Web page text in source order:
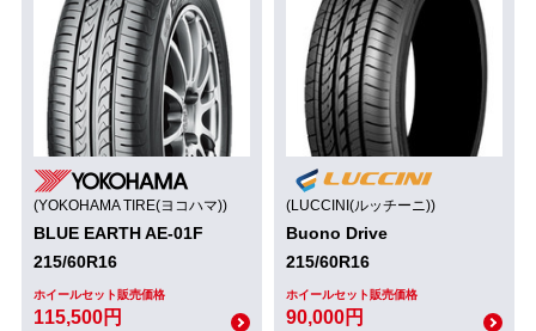
(YOKOHAMA TIRE(ヨコハマ))
BLUE EARTH AE-01F
215/60R16
ホイールセット販売価格
115,500円
(LUCCINI(ルッチーニ))
Buono Drive
215/60R16
ホイールセット販売価格
90,000円